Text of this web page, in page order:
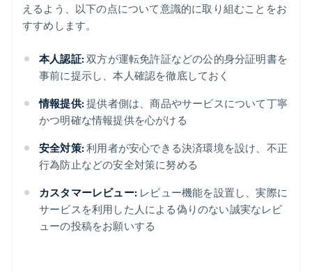
えるよう、以下の点について意識的に取り組むことをお
すすめします。
本人認証: 双方が運転免許証などの公的身分証明書を
事前に提示し、本人確認を徹底しておく
情報提供: 提供者側は、商品やサービスについて丁寧
かつ明確な情報提供を心がける
安全対策: 利用者が安心できる決済環境を設け、不正
行為防止などの安全対策に努める
カスタマーレビュー: レビュー機能を設置し、実際に
サービスを利用した人による偽りのない誠実なレビ
ューの投稿をお願いする